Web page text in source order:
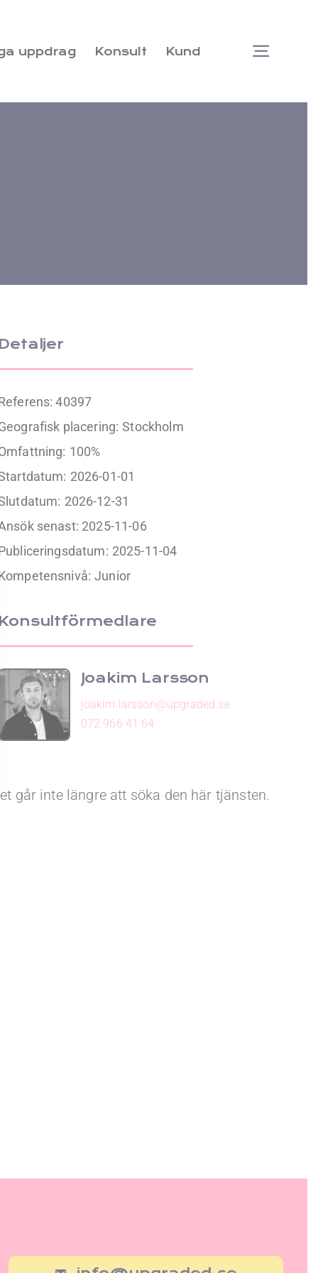
uppdrag Konsult Kund
Detaljer
40397
placering: Stockholm
100%
2026-01-01
2026-12-31
senast: 2025-11-06
2025-11-04
Junior
Konsultförmedlare
Joakim Larsson
joakim.larsson@upgraded.se
072 966 41 64
går inte längre att söka den här tjänsten.